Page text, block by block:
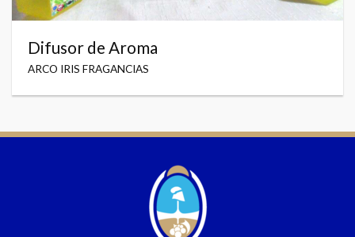
Difusor de Aroma
ARCO IRIS FRAGANCIAS